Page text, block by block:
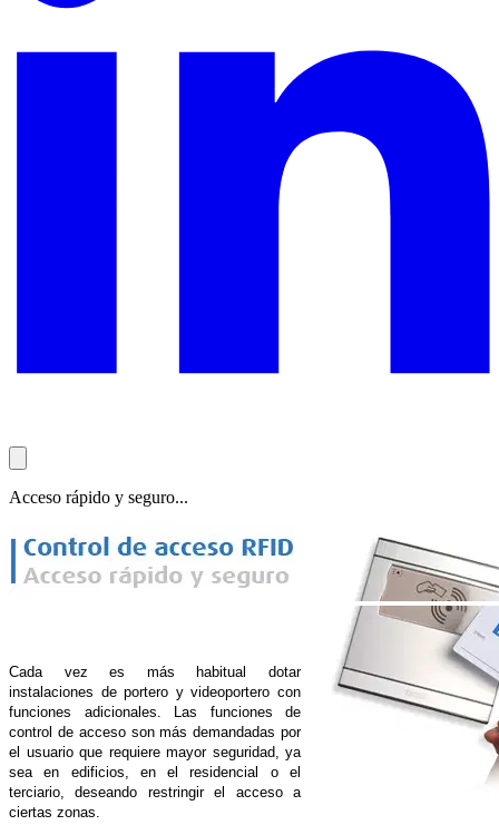
Acceso rápido y seguro...
Cada vez es más habitual dotar
instalaciones de portero y videoportero con
funciones adicionales. Las funciones de
control de acceso son más demandadas por
el usuario que requiere mayor seguridad, ya
sea en edificios, en el residencial o el
terciario, deseando restringir el acceso a
ciertas zonas.